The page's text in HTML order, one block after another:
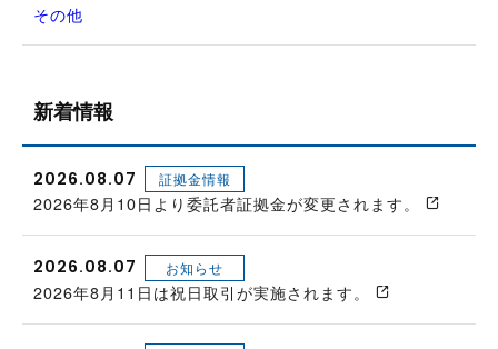
その他
新着情報
2026.08.07 証拠金情報
2026年8月10日より委託者証拠金が変更されます。
2026.08.07 お知らせ
2026年8月11日は祝日取引が実施されます。